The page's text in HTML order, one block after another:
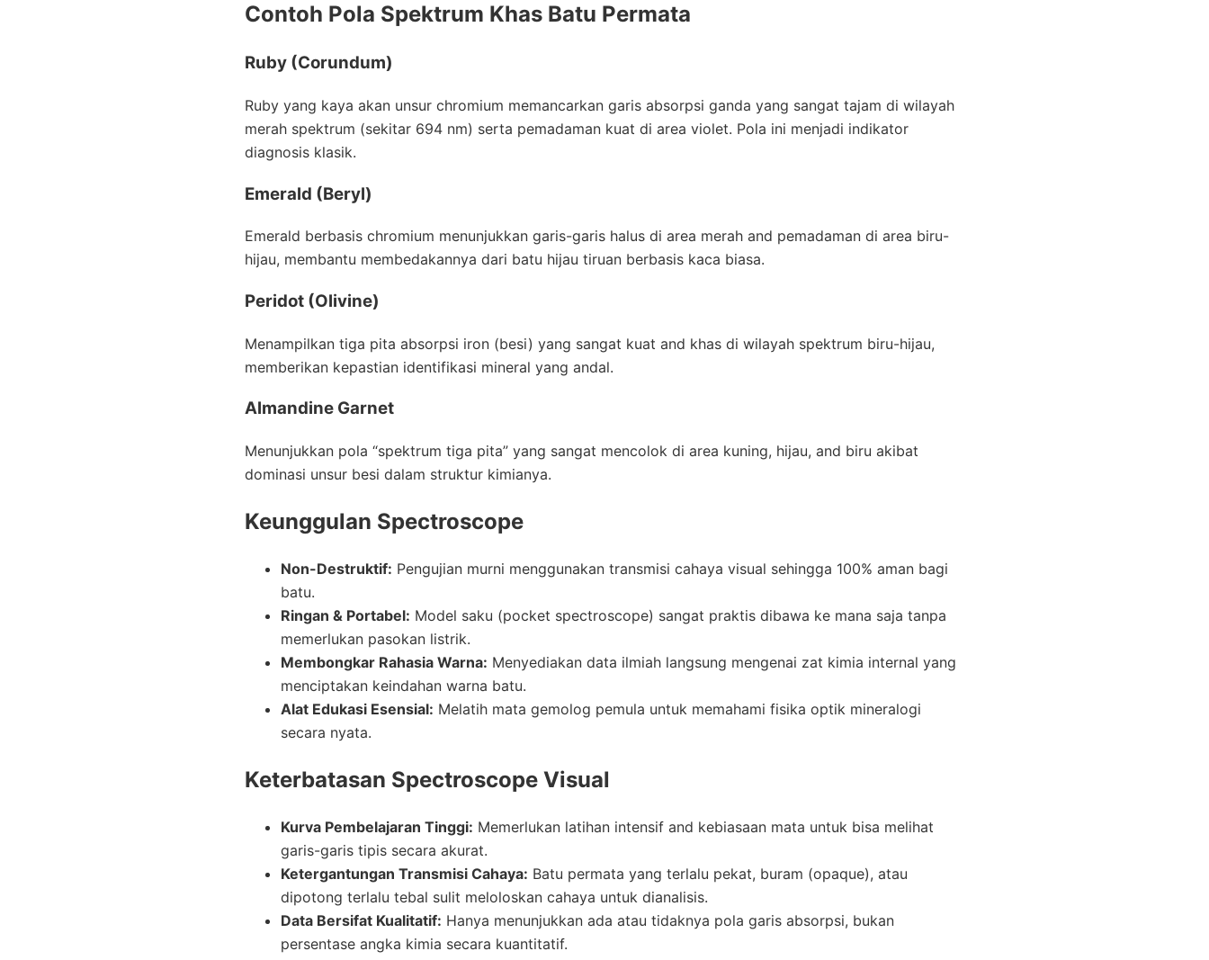
Contoh Pola Spektrum Khas Batu Permata
Ruby (Corundum)
Ruby yang kaya akan unsur chromium memancarkan garis absorpsi ganda yang sangat tajam di wilayah
merah spektrum (sekitar 694 nm) serta pemadaman kuat di area violet. Pola ini menjadi indikator
diagnosis klasik.
Emerald (Beryl)
Emerald berbasis chromium menunjukkan garis-garis halus di area merah and pemadaman di area biru-
hijau, membantu membedakannya dari batu hijau tiruan berbasis kaca biasa.
Peridot (Olivine)
Menampilkan tiga pita absorpsi iron (besi) yang sangat kuat and khas di wilayah spektrum biru-hijau,
memberikan kepastian identifikasi mineral yang andal.
Almandine Garnet
Menunjukkan pola “spektrum tiga pita” yang sangat mencolok di area kuning, hijau, and biru akibat
dominasi unsur besi dalam struktur kimianya.
Keunggulan Spectroscope
Non-Destruktif: Pengujian murni menggunakan transmisi cahaya visual sehingga 100% aman bagi
batu.
Ringan & Portabel: Model saku (pocket spectroscope) sangat praktis dibawa ke mana saja tanpa
memerlukan pasokan listrik.
Membongkar Rahasia Warna: Menyediakan data ilmiah langsung mengenai zat kimia internal yang
menciptakan keindahan warna batu.
Alat Edukasi Esensial: Melatih mata gemolog pemula untuk memahami fisika optik mineralogi
secara nyata.
Keterbatasan Spectroscope Visual
Kurva Pembelajaran Tinggi: Memerlukan latihan intensif and kebiasaan mata untuk bisa melihat
garis-garis tipis secara akurat.
Ketergantungan Transmisi Cahaya: Batu permata yang terlalu pekat, buram (opaque), atau
dipotong terlalu tebal sulit meloloskan cahaya untuk dianalisis.
Data Bersifat Kualitatif: Hanya menunjukkan ada atau tidaknya pola garis absorpsi, bukan
persentase angka kimia secara kuantitatif.